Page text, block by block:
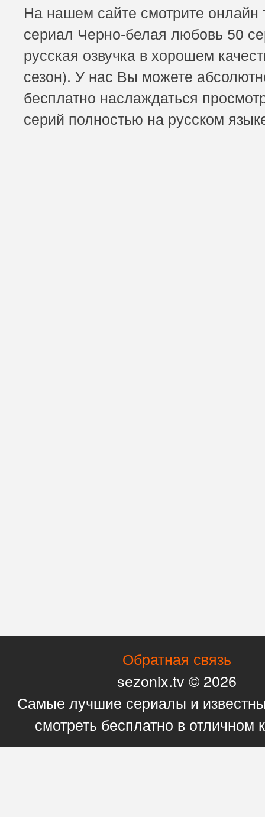
На нашем сайте смотрите онлайн
сериал Черно-белая любовь 50
русская озвучка в хорошем
сезон). У нас Вы можете
бесплатно наслаждаться
серий полностью на русском
Обратная связь
sezonix.tv © 2026
Самые лучшие сериалы и
смотреть бесплатно в отличном